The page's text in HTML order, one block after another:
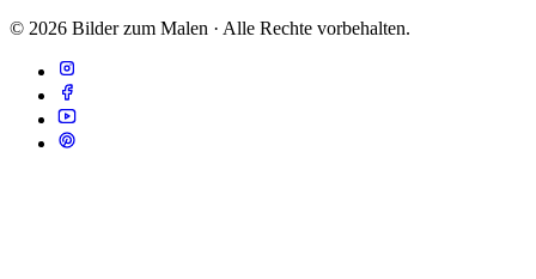
© 2026 Bilder zum Malen · Alle Rechte vorbehalten.